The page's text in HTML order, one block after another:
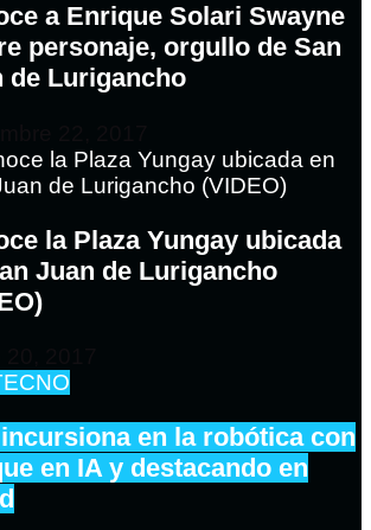
a Enrique Solari Swayne
personaje, orgullo de San
de Lurigancho
la Plaza Yungay ubicada
Juan de Lurigancho
en la robótica con
en IA y destacando en